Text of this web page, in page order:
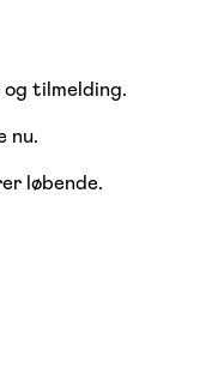
tilmelding.
nu.
løbende.